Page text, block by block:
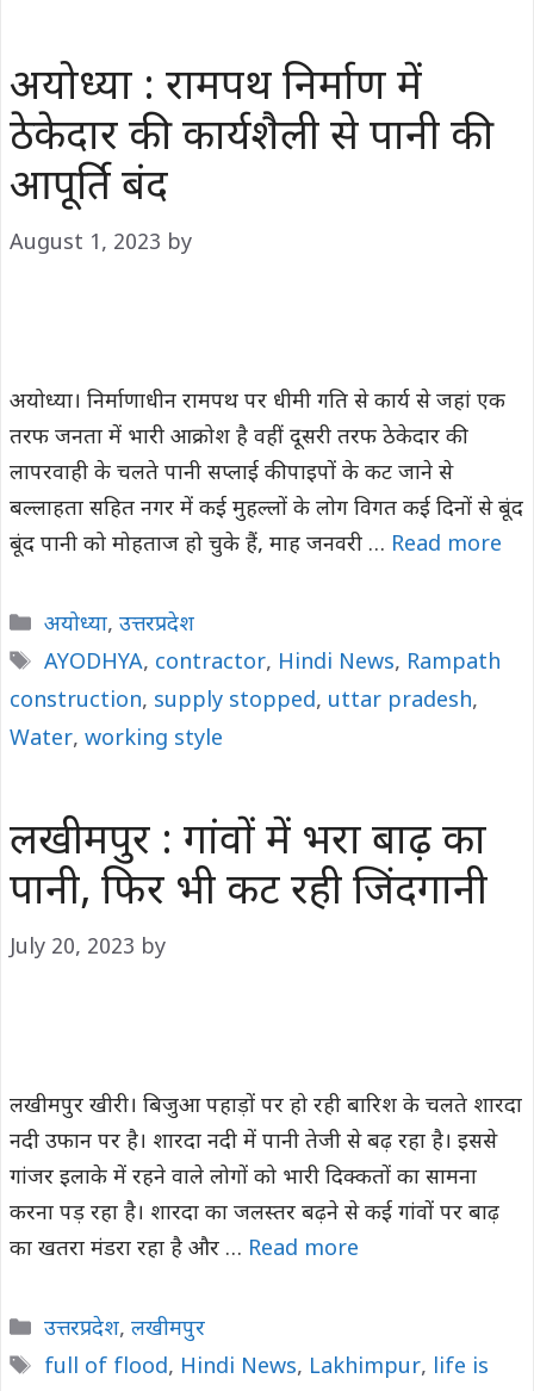
अयोध्या : रामपथ निर्माण में
ठेकेदार की कार्यशैली से पानी की
आपूर्ति बंद
August 1, 2023 by
अयोध्या। निर्माणाधीन रामपथ पर धीमी गति से कार्य से जहां एक
तरफ जनता में भारी आक्रोश है वहीं दूसरी तरफ ठेकेदार की
लापरवाही के चलते पानी सप्लाई की पाइपों के कट जाने से
बल्लाहता सहित नगर में कई मुहल्लों के लोग विगत कई दिनों से बूंद
बूंद पानी को मोहताज हो चुके हैं, माह जनवरी … Read more
Categories
अयोध्या, उत्तरप्रदेश
Tags
AYODHYA, contractor, Hindi News, Rampath
construction, supply stopped, uttar pradesh,
Water, working style
लखीमपुर : गांवों में भरा बाढ़ का
पानी, फिर भी कट रही जिंदगानी
July 20, 2023 by
लखीमपुर खीरी। बिजुआ पहाड़ों पर हो रही बारिश के चलते शारदा
नदी उफान पर है। शारदा नदी में पानी तेजी से बढ़ रहा है। इससे
गांजर इलाके में रहने वाले लोगों को भारी दिक्कतों का सामना
करना पड़ रहा है। शारदा का जलस्तर बढ़ने से कई गांवों पर बाढ़
का खतरा मंडरा रहा है और … Read more
Categories
उत्तरप्रदेश, लखीमपुर
Tags
full of flood, Hindi News, Lakhimpur, life is